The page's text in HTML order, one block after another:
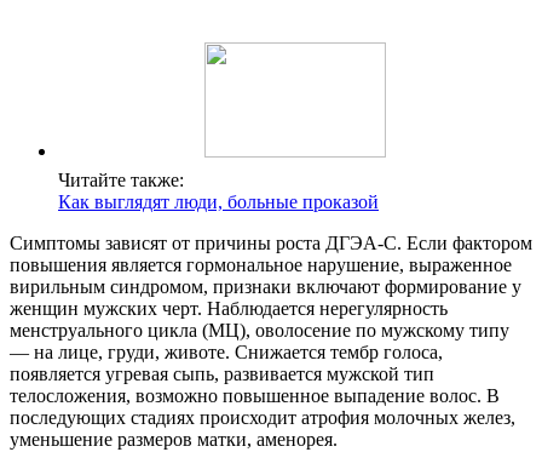
Читайте также:
Как выглядят люди, больные проказой
Симптомы зависят от причины роста ДГЭА-С. Если фактором
повышения является гормональное нарушение, выраженное
вирильным синдромом, признаки включают формирование у
женщин мужских черт. Наблюдается нерегулярность
менструального цикла (МЦ), оволосение по мужскому типу
— на лице, груди, животе. Снижается тембр голоса,
появляется угревая сыпь, развивается мужской тип
телосложения, возможно повышенное выпадение волос. В
последующих стадиях происходит атрофия молочных желез,
уменьшение размеров матки, аменорея.